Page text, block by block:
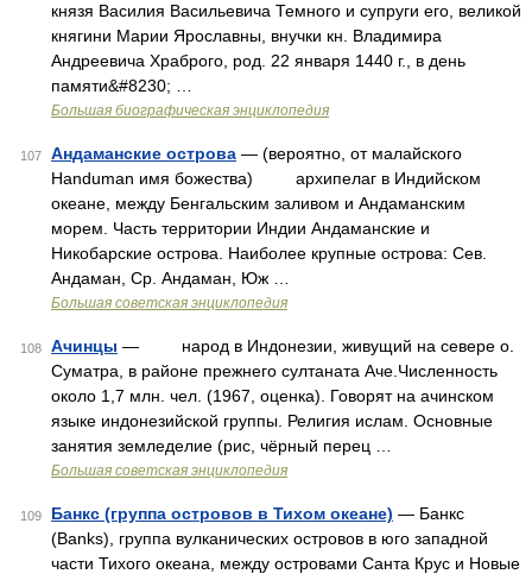
князя Василия Васильевича Темного и супруги его, великой
княгини Марии Ярославны, внучки кн. Владимира
Андреевича Храброго, род. 22 января 1440 г., в день
памяти&#8230; …
Большая биографическая энциклопедия
107 Андаманские острова — (вероятно, от малайского
Handuman имя божества) архипелаг в Индийском
океане, между Бенгальским заливом и Андаманским
морем. Часть территории Индии Андаманские и
Никобарские острова. Наиболее крупные острова: Сев.
Андаман, Ср. Андаман, Юж …
Большая советская энциклопедия
108 Ачинцы — народ в Индонезии, живущий на севере о.
Суматра, в районе прежнего султаната Аче.Численность
около 1,7 млн. чел. (1967, оценка). Говорят на ачинском
языке индонезийской группы. Религия ислам. Основные
занятия земледелие (рис, чёрный перец …
Большая советская энциклопедия
109 Банкс (группа островов в Тихом океане) — Банкс
(Banks), группа вулканических островов в юго западной
части Тихого океана, между островами Санта Крус и Новые